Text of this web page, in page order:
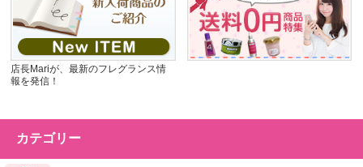
店長Mariが、最新のフレグランス情
報を発信！
カテゴリー